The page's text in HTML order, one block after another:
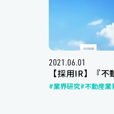
2021.06.01
【採用IR】『
#業界研究#不動産業